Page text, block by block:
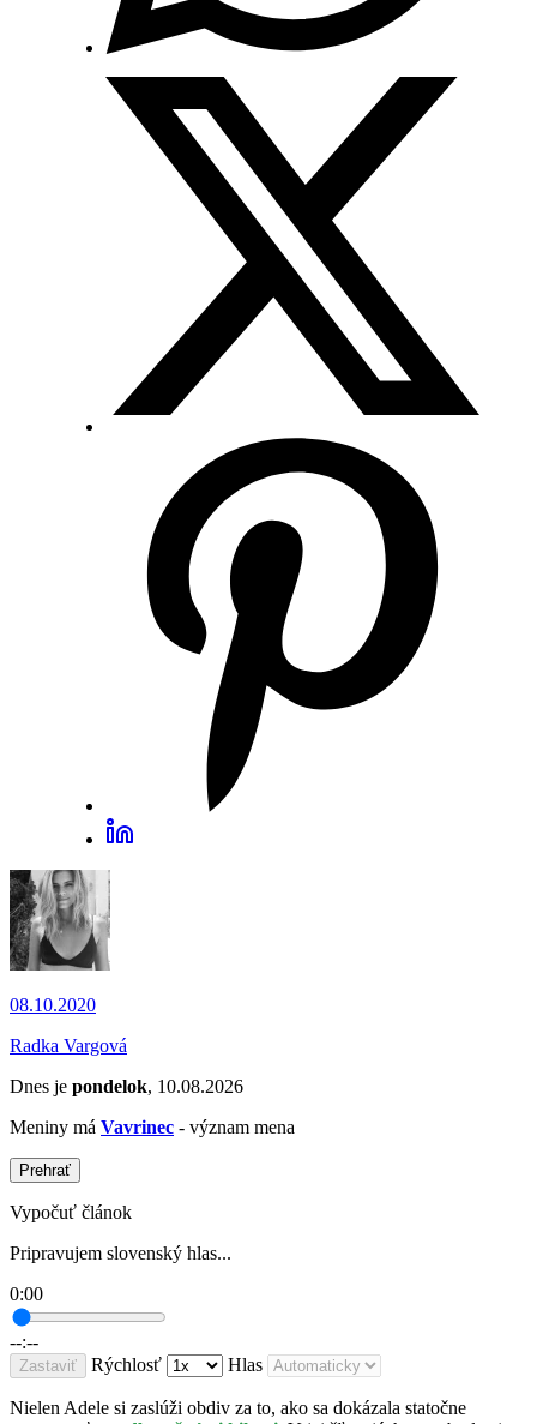
08.10.2020
Radka Vargová
Dnes je pondelok, 10.08.2026
Meniny má Vavrinec - význam mena
Prehrať
Vypočuť článok
Pripravujem slovenský hlas...
0:00
--:--
Zastaviť Rýchlosť Hlas
Nielen Adele si zaslúži obdiv za to, ako sa dokázala statočne